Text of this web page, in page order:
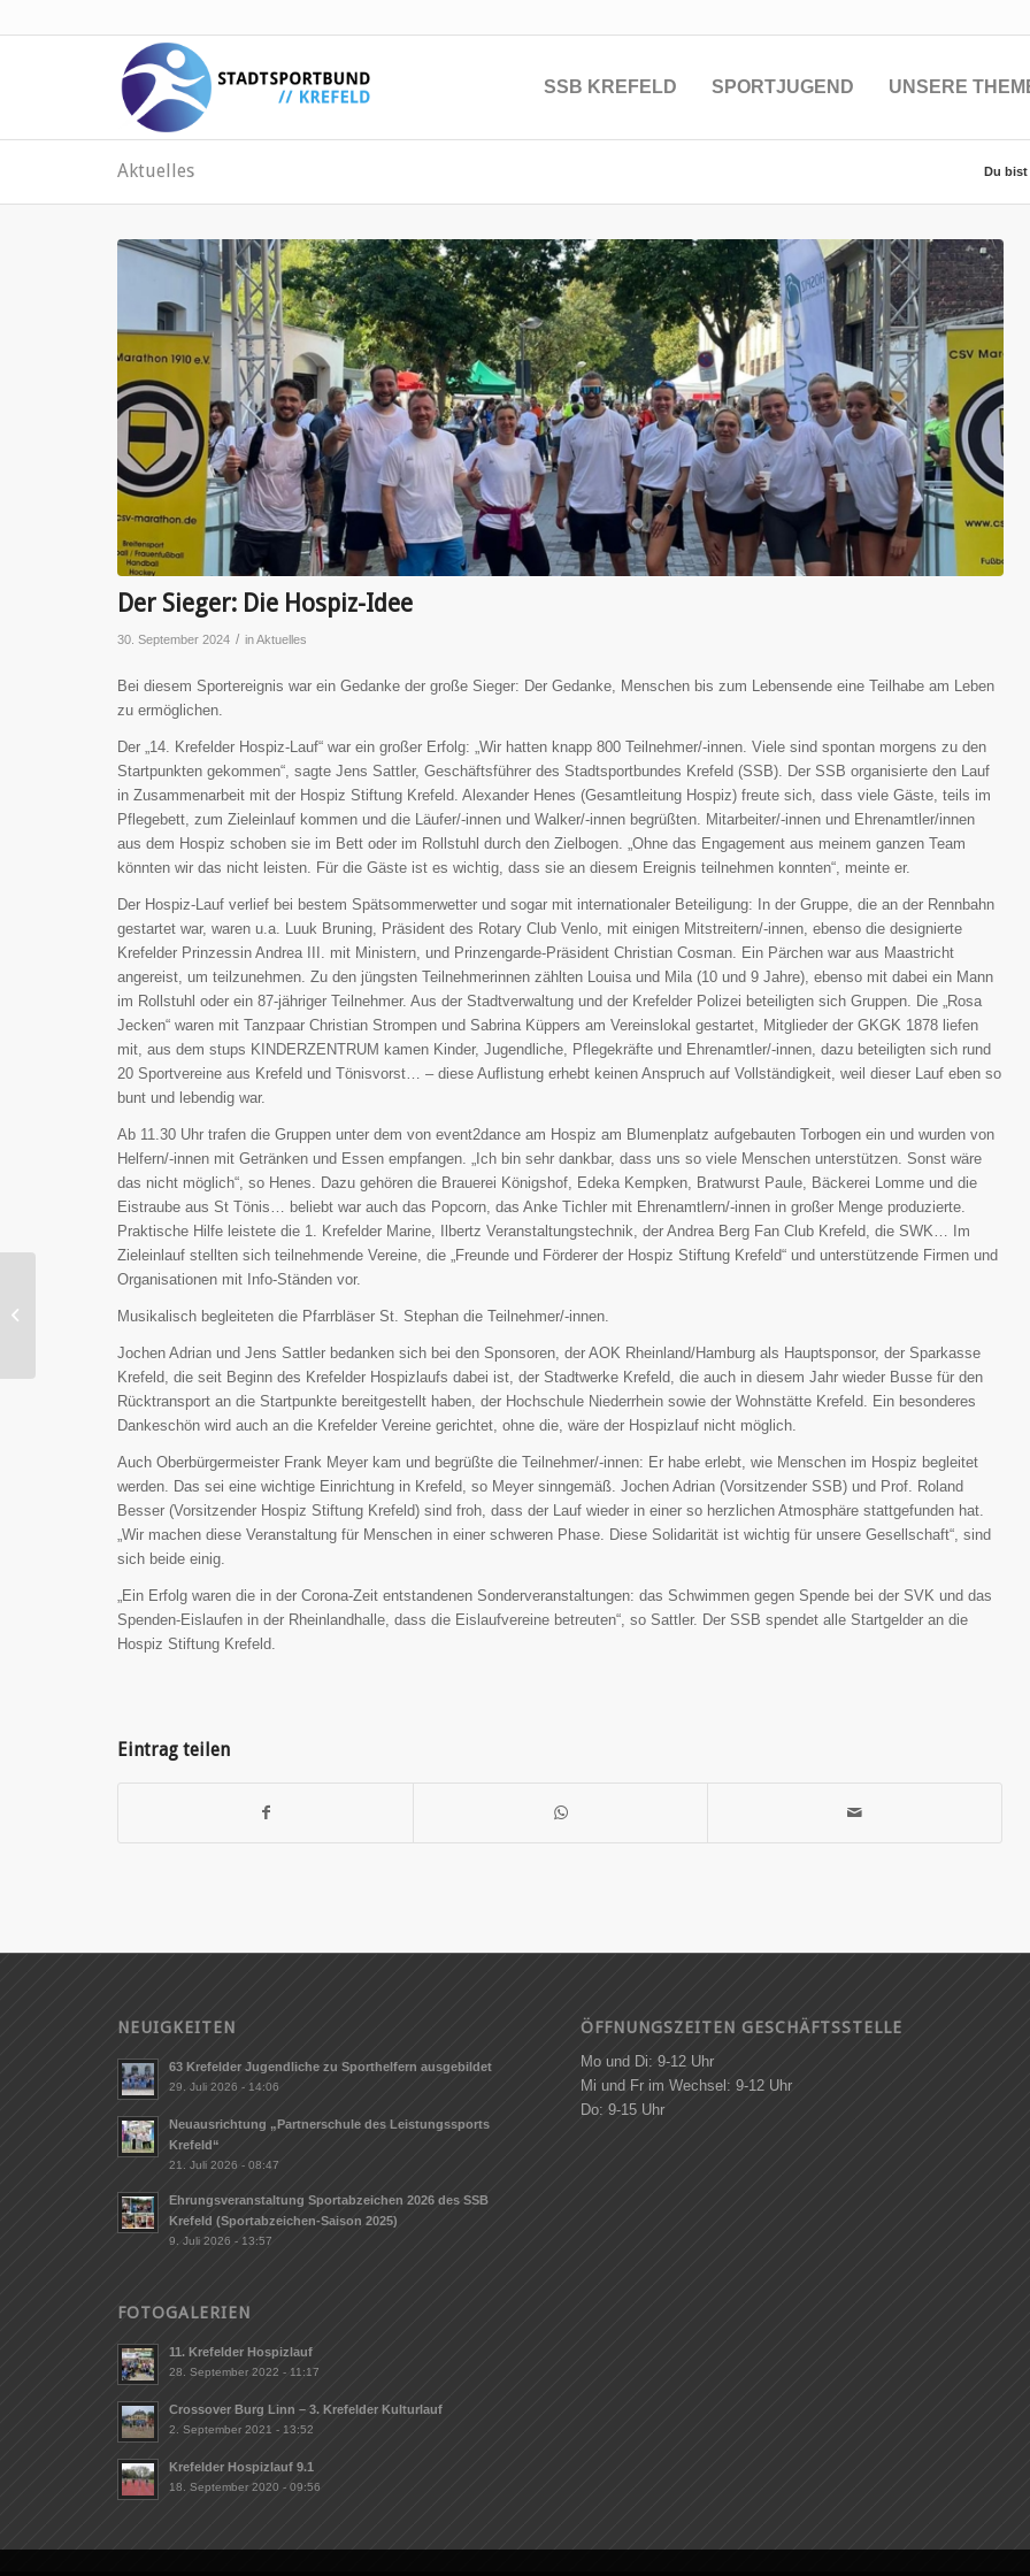
SSB KREFELD SPORTJUGEND UNSERE
Aktuelles Du bist
Der Sieger: Die Hospiz-Idee
30. September 2024 / inAktuelles
Bei diesem Sportereignis war ein Gedanke der große Sieger: Der Gedanke, Menschen bis zum Lebensende eine Teilhabe am Leben
zu ermöglichen.
Der „14. Krefelder Hospiz-Lauf“ war ein großer Erfolg: „Wir hatten knapp 800 Teilnehmer/-innen. Viele sind spontan morgens zu den
Startpunkten gekommen“, sagte Jens Sattler, Geschäftsführer des Stadtsportbundes Krefeld (SSB). Der SSB organisierte den Lauf
in Zusammenarbeit mit der Hospiz Stiftung Krefeld. Alexander Henes (Gesamtleitung Hospiz) freute sich, dass viele Gäste, teils im
Pflegebett, zum Zieleinlauf kommen und die Läufer/-innen und Walker/-innen begrüßten. Mitarbeiter/-innen und Ehrenamtler/innen
aus dem Hospiz schoben sie im Bett oder im Rollstuhl durch den Zielbogen. „Ohne das Engagement aus meinem ganzen Team
könnten wir das nicht leisten. Für die Gäste ist es wichtig, dass sie an diesem Ereignis teilnehmen konnten“, meinte er.
Der Hospiz-Lauf verlief bei bestem Spätsommerwetter und sogar mit internationaler Beteiligung: In der Gruppe, die an der Rennbahn
gestartet war, waren u.a. Luuk Bruning, Präsident des Rotary Club Venlo, mit einigen Mitstreitern/-innen, ebenso die designierte
Krefelder Prinzessin Andrea III. mit Ministern, und Prinzengarde-Präsident Christian Cosman. Ein Pärchen war aus Maastricht
angereist, um teilzunehmen. Zu den jüngsten Teilnehmerinnen zählten Louisa und Mila (10 und 9 Jahre), ebenso mit dabei ein Mann
im Rollstuhl oder ein 87-jähriger Teilnehmer. Aus der Stadtverwaltung und der Krefelder Polizei beteiligten sich Gruppen. Die „Rosa
Jecken“ waren mit Tanzpaar Christian Strompen und Sabrina Küppers am Vereinslokal gestartet, Mitglieder der GKGK 1878 liefen
mit, aus dem stups KINDERZENTRUM kamen Kinder, Jugendliche, Pflegekräfte und Ehrenamtler/-innen, dazu beteiligten sich rund
20 Sportvereine aus Krefeld und Tönisvorst… – diese Auflistung erhebt keinen Anspruch auf Vollständigkeit, weil dieser Lauf eben so
bunt und lebendig war.
Ab 11.30 Uhr trafen die Gruppen unter dem von event2dance am Hospiz am Blumenplatz aufgebauten Torbogen ein und wurden von
Helfern/-innen mit Getränken und Essen empfangen. „Ich bin sehr dankbar, dass uns so viele Menschen unterstützen. Sonst wäre
das nicht möglich“, so Henes. Dazu gehören die Brauerei Königshof, Edeka Kempken, Bratwurst Paule, Bäckerei Lomme und die
Eistraube aus St Tönis… beliebt war auch das Popcorn, das Anke Tichler mit Ehrenamtlern/-innen in großer Menge produzierte.
Praktische Hilfe leistete die 1. Krefelder Marine, Ilbertz Veranstaltungstechnik, der Andrea Berg Fan Club Krefeld, die SWK… Im
Zieleinlauf stellten sich teilnehmende Vereine, die „Freunde und Förderer der Hospiz Stiftung Krefeld“ und unterstützende Firmen und
Organisationen mit Info-Ständen vor.
Musikalisch begleiteten die Pfarrbläser St. Stephan die Teilnehmer/-innen.
Jochen Adrian und Jens Sattler bedanken sich bei den Sponsoren, der AOK Rheinland/Hamburg als Hauptsponsor, der Sparkasse
Krefeld, die seit Beginn des Krefelder Hospizlaufs dabei ist, der Stadtwerke Krefeld, die auch in diesem Jahr wieder Busse für den
Rücktransport an die Startpunkte bereitgestellt haben, der Hochschule Niederrhein sowie der Wohnstätte Krefeld. Ein besonderes
Dankeschön wird auch an die Krefelder Vereine gerichtet, ohne die, wäre der Hospizlauf nicht möglich.
Auch Oberbürgermeister Frank Meyer kam und begrüßte die Teilnehmer/-innen: Er habe erlebt, wie Menschen im Hospiz begleitet
werden. Das sei eine wichtige Einrichtung in Krefeld, so Meyer sinngemäß. Jochen Adrian (Vorsitzender SSB) und Prof. Roland
Besser (Vorsitzender Hospiz Stiftung Krefeld) sind froh, dass der Lauf wieder in einer so herzlichen Atmosphäre stattgefunden hat.
„Wir machen diese Veranstaltung für Menschen in einer schweren Phase. Diese Solidarität ist wichtig für unsere Gesellschaft“, sind
sich beide einig.
„Ein Erfolg waren die in der Corona-Zeit entstandenen Sonderveranstaltungen: das Schwimmen gegen Spende bei der SVK und das
Spenden-Eislaufen in der Rheinlandhalle, dass die Eislaufvereine betreuten“, so Sattler. Der SSB spendet alle Startgelder an die
Hospiz Stiftung Krefeld.
Eintrag teilen
NEUIGKEITEN
63 Krefelder Jugendliche zu Sporthelfern ausgebildet
29. Juli 2026 - 14:06
Neuausrichtung „Partnerschule des Leistungssports
Krefeld“
21. Juli 2026 - 08:47
Ehrungsveranstaltung Sportabzeichen 2026 des SSB
Krefeld (Sportabzeichen-Saison 2025)
9. Juli 2026 - 13:57
FOTOGALERIEN
11. Krefelder Hospizlauf
28. September 2022 - 11:17
Crossover Burg Linn – 3. Krefelder Kulturlauf
2. September 2021 - 13:52
Krefelder Hospizlauf 9.1
18. September 2020 - 09:56
ÖFFNUNGSZEITEN GESCHÄFTSSTELLE
Mo und Di: 9-12 Uhr
Mi und Fr im Wechsel: 9-12 Uhr
Do: 9-15 Uhr
Neue Kooperation für
mehr Bewegung in der